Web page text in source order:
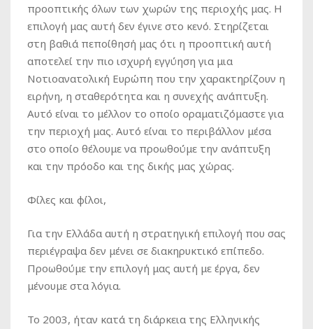
προοπτικής όλων των χωρών της περιοχής μας. Η
επιλογή μας αυτή δεν έγινε στο κενό. Στηρίζεται
στη βαθιά πεποίθησή μας ότι η προοπτική αυτή
αποτελεί την πιο ισχυρή εγγύηση για μια
Νοτιοανατολική Ευρώπη που την χαρακτηρίζουν η
ειρήνη, η σταθερότητα και η συνεχής ανάπτυξη.
Αυτό είναι το μέλλον το οποίο οραματιζόμαστε για
την περιοχή μας. Αυτό είναι το περιβάλλον μέσα
στο οποίο θέλουμε να προωθούμε την ανάπτυξη
και την πρόοδο και της δικής μας χώρας.
Φίλες και φίλοι,
Για την Ελλάδα αυτή η στρατηγική επιλογή που σας
περιέγραψα δεν μένει σε διακηρυκτικό επίπεδο.
Προωθούμε την επιλογή μας αυτή με έργα, δεν
μένουμε στα λόγια.
Το 2003, ήταν κατά τη διάρκεια της Ελληνικής